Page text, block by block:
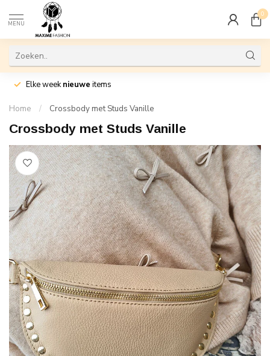
MENU
0
Elke weeknieuwe items
Home / Crossbody met Studs Vanille
Crossbody met Studs Vanille